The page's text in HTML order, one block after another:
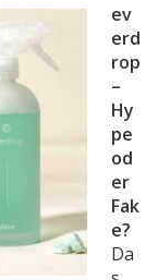
ev
erd
rop
–
Hy
pe
od
er
Fak
e?
Da